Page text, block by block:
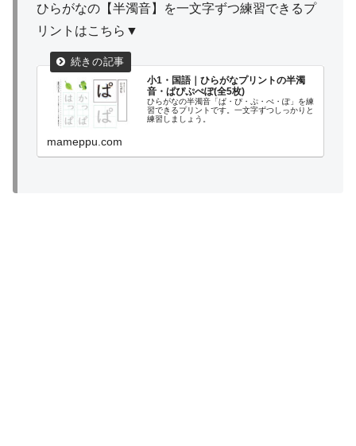
ひらがなの【半濁音】を一文字ずつ練習できるプ
リントはこちら▼
小1・国語｜ひらがなプリントの半濁
音・ぱぴぷぺぽ(全5枚)
ひらがなの半濁音「ぱ・ぴ・ぷ・ぺ・ぽ」を練
習できるプリントです。一文字ずつしっかりと
練習しましょう。
mameppu.com